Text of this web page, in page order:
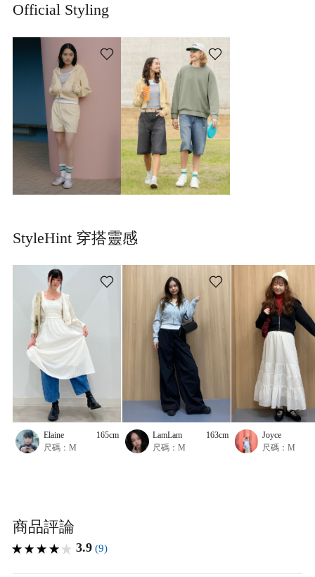
Official Styling
StyleHint 穿搭靈感
Elaine
165cm
尺碼：M
LamLam
163cm
尺碼：M
Joyce
尺碼：M
商品評論
3.9 (9)